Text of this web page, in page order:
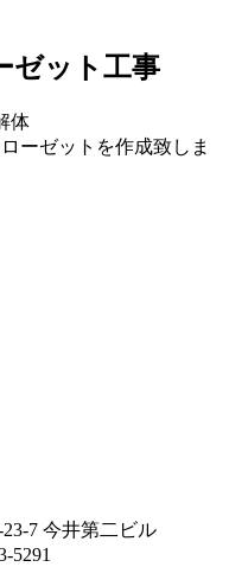
ット工事
体
ーゼットを作成致しま
7 今井第二ビル
5291